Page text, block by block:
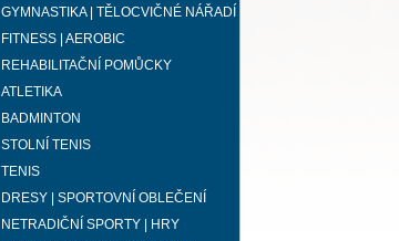
GYMNASTIKA | TĚLOCVIČNÉ NÁŘADÍ
FITNESS | AEROBIC
REHABILITAČNÍ POMŮCKY
ATLETIKA
BADMINTON
STOLNÍ TENIS
TENIS
DRESY | SPORTOVNÍ OBLEČENÍ
NETRADIČNÍ SPORTY | HRY